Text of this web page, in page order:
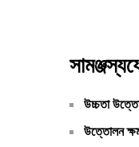
উচ্চতা
উত্তোলন